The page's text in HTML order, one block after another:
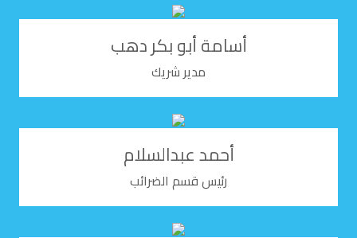
أسامة أبو بكر دهب
مدير شريك
أحمد عبدالسلام
رئيس قسم الضرائب